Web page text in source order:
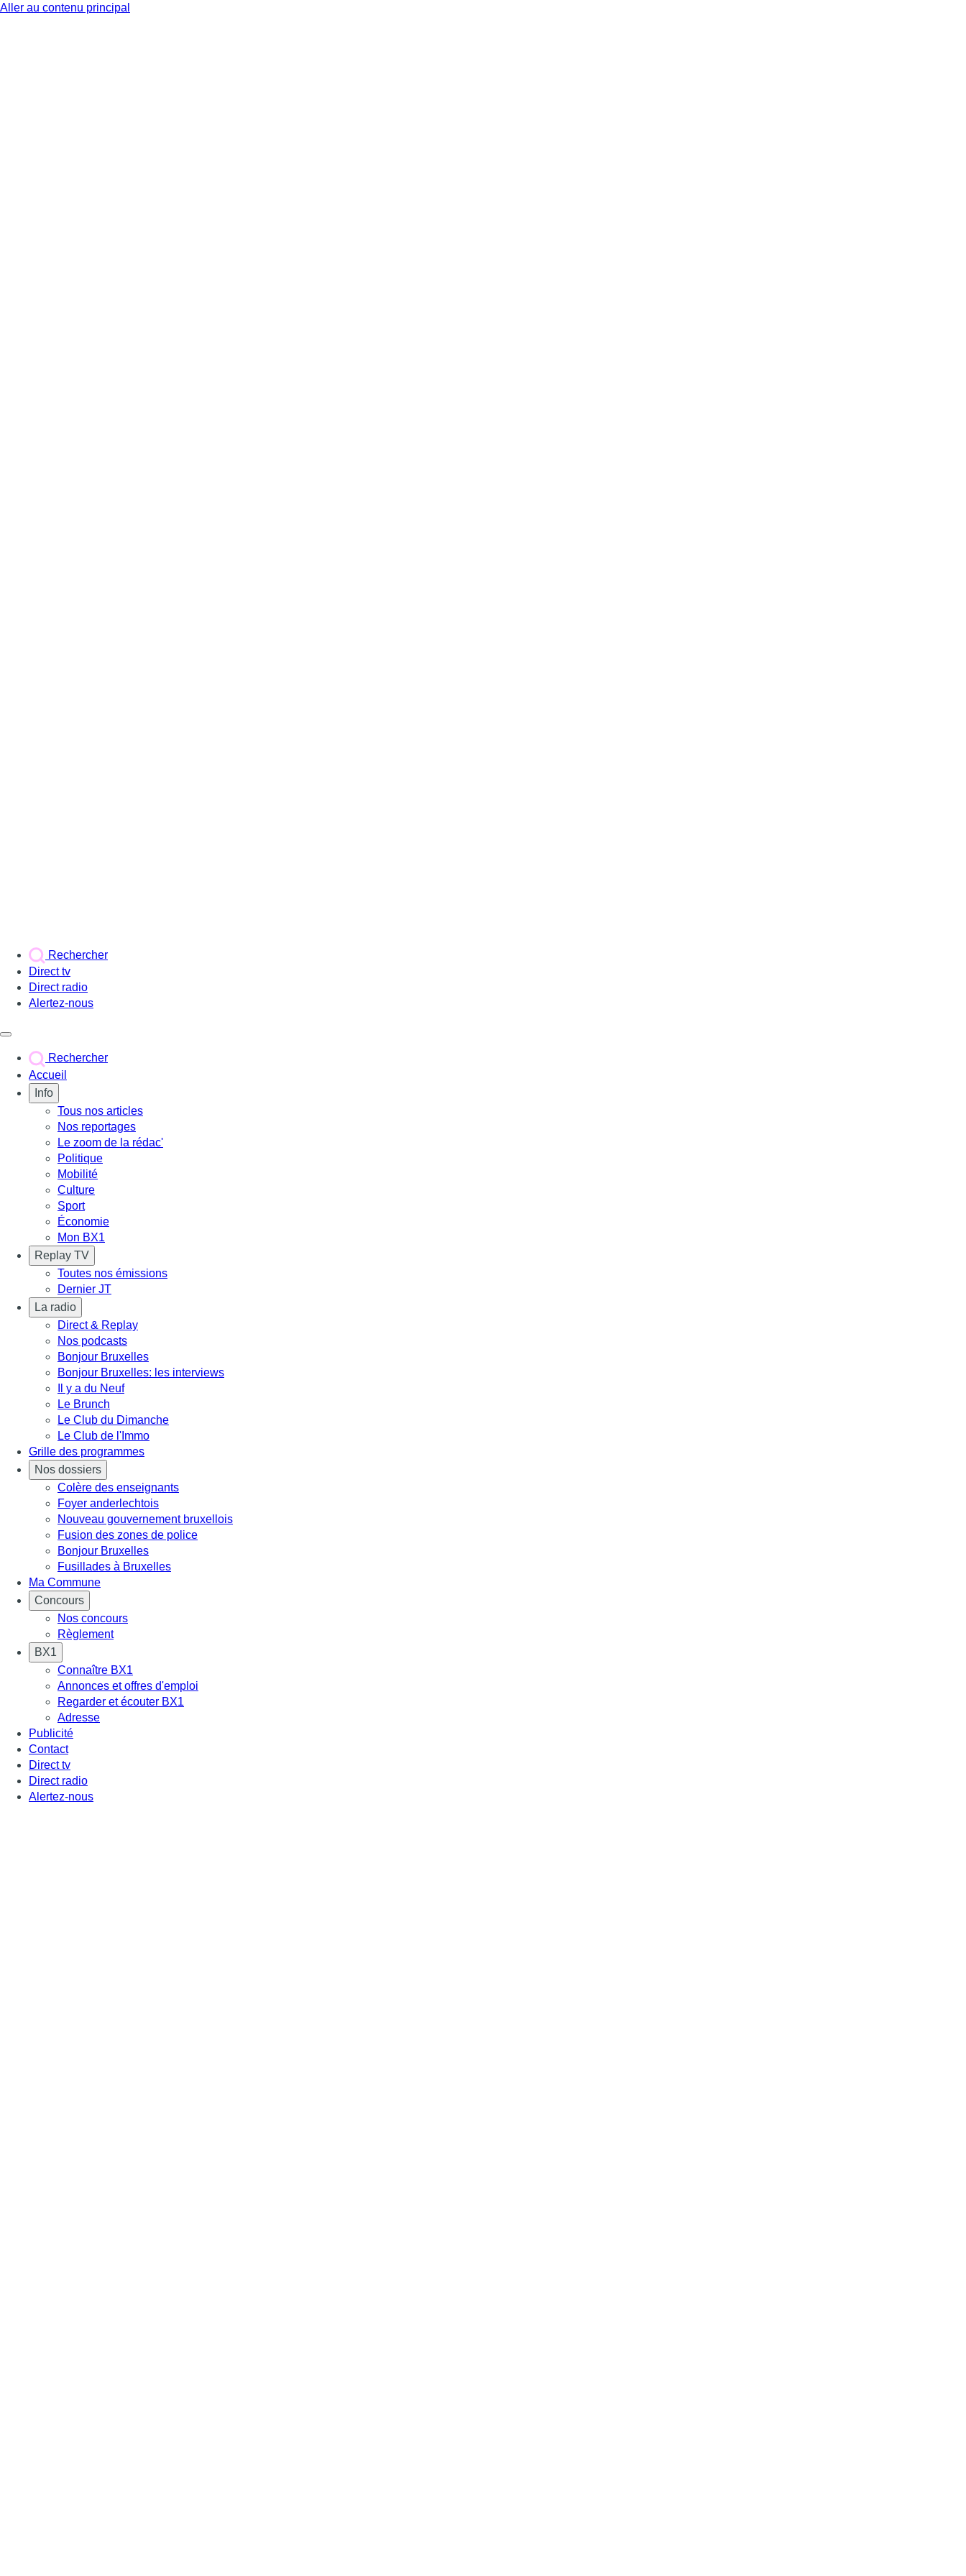
Aller au contenu principal
Rechercher
Direct tv
Direct radio
Alertez-nous
Rechercher
Accueil
Info
Tous nos articles
Nos reportages
Le zoom de la rédac'
Politique
Mobilité
Culture
Sport
Économie
Mon BX1
Replay TV
Toutes nos émissions
Dernier JT
La radio
Direct & Replay
Nos podcasts
Bonjour Bruxelles
Bonjour Bruxelles: les interviews
Il y a du Neuf
Le Brunch
Le Club du Dimanche
Le Club de l'Immo
Grille des programmes
Nos dossiers
Colère des enseignants
Foyer anderlechtois
Nouveau gouvernement bruxellois
Fusion des zones de police
Bonjour Bruxelles
Fusillades à Bruxelles
Ma Commune
Concours
Nos concours
Règlement
BX1
Connaître BX1
Annonces et offres d'emploi
Regarder et écouter BX1
Adresse
Publicité
Contact
Direct tv
Direct radio
Alertez-nous